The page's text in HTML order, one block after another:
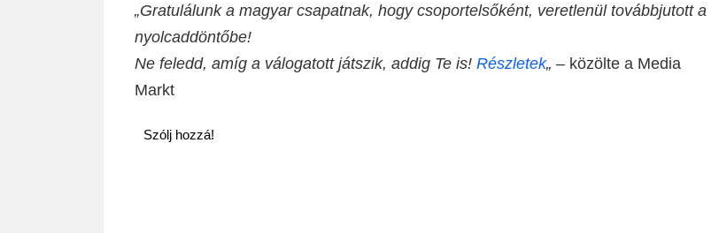
„Gratulálunk a magyar csapatnak, hogy csoportelsőként, veretlenül továbbjutott a
nyolcaddöntőbe!
Ne feledd, amíg a válogatott játszik, addig Te is! Részletek„ – közölte a Media
Markt
Szólj hozzá!